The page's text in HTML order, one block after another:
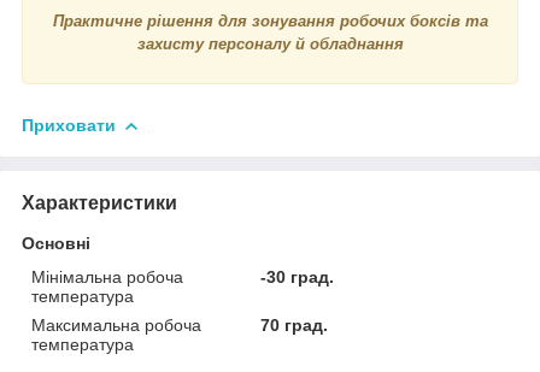
Практичне рішення для зонування робочих боксів та
захисту персоналу й обладнання
Приховати
Характеристики
Основні
Мінімальна робоча
температура
-30 град.
Максимальна робоча
температура
70 град.